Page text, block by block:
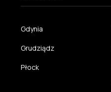
Gdynia
Grudziądz
Płock